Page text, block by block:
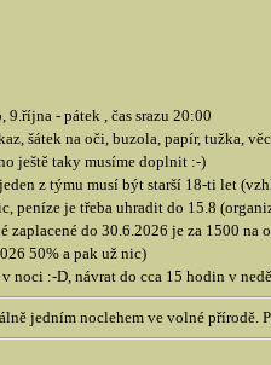
- pátek , čas srazu 20:00
šátek na oči, buzola, papír, tužka,
ještě taky musíme doplnit :-)
z týmu musí být starší 18-ti let
peníze je třeba uhradit do 15.8
zaplacené do 30.6.2026 je za 1500
50% a pak už nic)
noci :-D, návrat do cca 15 hodin v
jedním noclehem ve volné přírodě.